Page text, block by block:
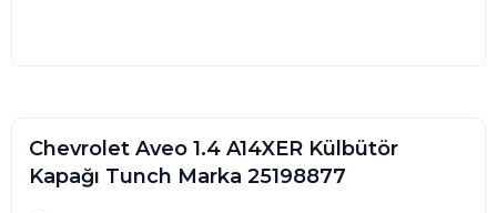
Chevrolet Aveo 1.4 A14XER Külbütör
Kapağı Tunch Marka 25198877